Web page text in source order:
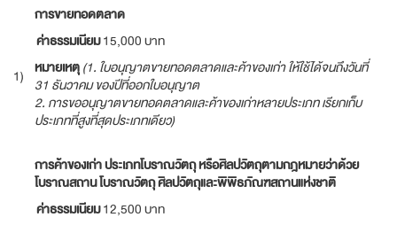
1)
การขายทอดตลาด
ค่าธรรมเนียม15,000 บาท
หมายเหตุ(1. ใบอนุญาตขายทอดตลาดและค้าของเก่า ให้ใช้ได้จนถึงวันที่
31 ธันวาคม ของปีที่ออกใบอนุญาต
2. การขออนุญาตขายทอดตลาดและค้าของเก่าหลายประเภท เรียกเก็บ
ประเภทที่สูงที่สุดประเภทเดียว)
การค้าของเก่า ประเภทโบราณวัตถุ หรือศิลปวัตถุตามกฎหมายว่าด้วย
โบราณสถาน โบราณวัตถุ ศิลปวัตถุและพิพิธภัณฑสถานแห่งชาติ
ค่าธรรมเนียม12,500 บาท